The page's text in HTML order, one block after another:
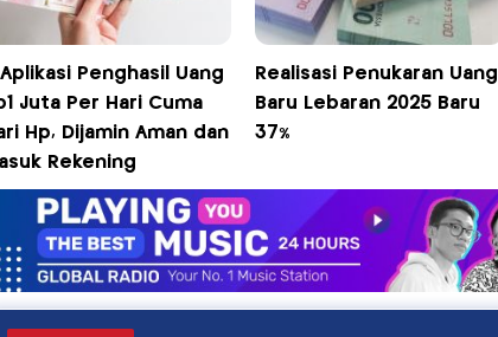
Penghasil Uang
Juta Per Hari Cuma
Hp, Dijamin Aman dan
Rekening
Realisasi Penukaran Uang
Baru Lebaran 2025 Baru
37%